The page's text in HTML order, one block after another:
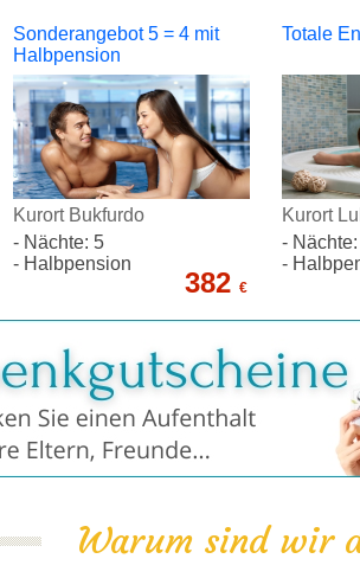
Sonderangebot 5 = 4 mit
Halbpension
Kurort Bukfurdo
- Nächte: 5
- Halbpension
382 €
Totale
Kurort
- Nächte:
-
Warum sind wir